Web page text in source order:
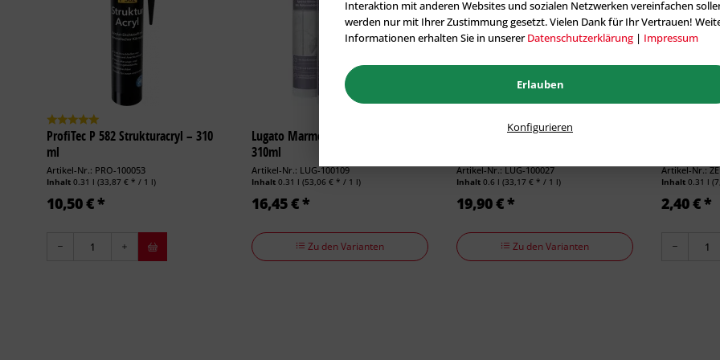
ProfiTec P 582 Strukturacryl – 310
ml
Artikel-Nr.: PRO-100053
Inhalt 0.31 l (33,87 € * / 1 l)
10,50 € *
Lugato Marmor + Granit-Silicon –
310ml
Artikel-Nr.: LUG-100109
Inhalt 0.31 l (53,06 € * / 1 l)
16,45 € *
Zu den Varianten
Lugato Bau-Silicon Super Dicht –
Artikel-Nr.: LUG-100027
Inhalt 0.6 l (33,17 € * / 1 l)
19,90 € *
Zu den Varianten
Zero
Artikel-Nr.:
Inhalt 0.31 l
2,40 € *
Interaktion mit anderen Websites und sozialen Netzwerken vereinfachen
werden nur mit Ihrer Zustimmung gesetzt. Vielen Dank für Ihr Vertrauen!
Informationen erhalten Sie in unsererDatenschutzerklärung | Impressum
Erlauben
Konfigurieren